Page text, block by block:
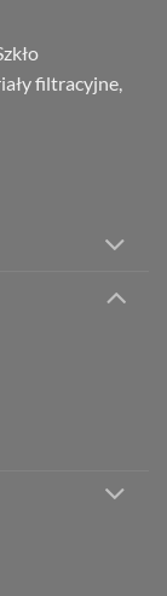
filtracyjne,